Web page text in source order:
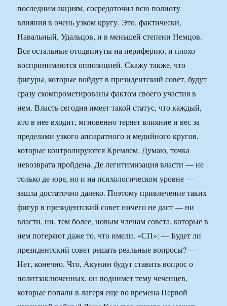
последним акциям, сосредоточил всю полноту
влияния в очень узком кругу. Это, фактически,
Навальный, Удальцов, и в меньшей степени Немцов.
Все остальные отодвинуты на периферию, и плохо
воспринимаются оппозицией. Скажу также, что
фигуры, которые войдут в президентский совет, будут
сразу скомпрометированы фактом своего участия в
нем. Власть сегодня имеет такой статус, что каждый,
кто в нее входит, мгновенно теряет влияние и вес за
пределами узкого аппаратного и медийного кругов,
которые контролируются Кремлем. Думаю, точка
невозврата пройдена. Де легитимизация власти — не
только де-юре, но и на психологическом уровне —
зашла достаточно далеко. Поэтому привлечение таких
фигур в президентский совет ничего не даст — ни
власти, ни, тем более, новым членам совета, которые в
нем потеряют даже то, что имели. «СП»: — Будет ли
президентский совет решать реальные вопросы? —
Нет, конечно. Что, Акунин будут ставить вопрос о
политзаключенных, он поднимет тему чеченцев,
которые попали в лагеря еще во времена Первой